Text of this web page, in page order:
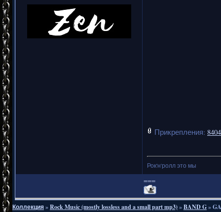
Прикрепления:
Рок'н'ролл это мы
===
Коллекция»Rock Music (mostly lossless and a small part mp3)»BAND G»